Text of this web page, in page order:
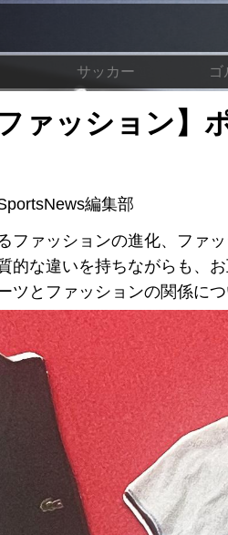
サッカー ゴ
ァッション
編集部
ファッションの進化、ファ
的な違いを持ちながらも、
ツとファッションの関係につ